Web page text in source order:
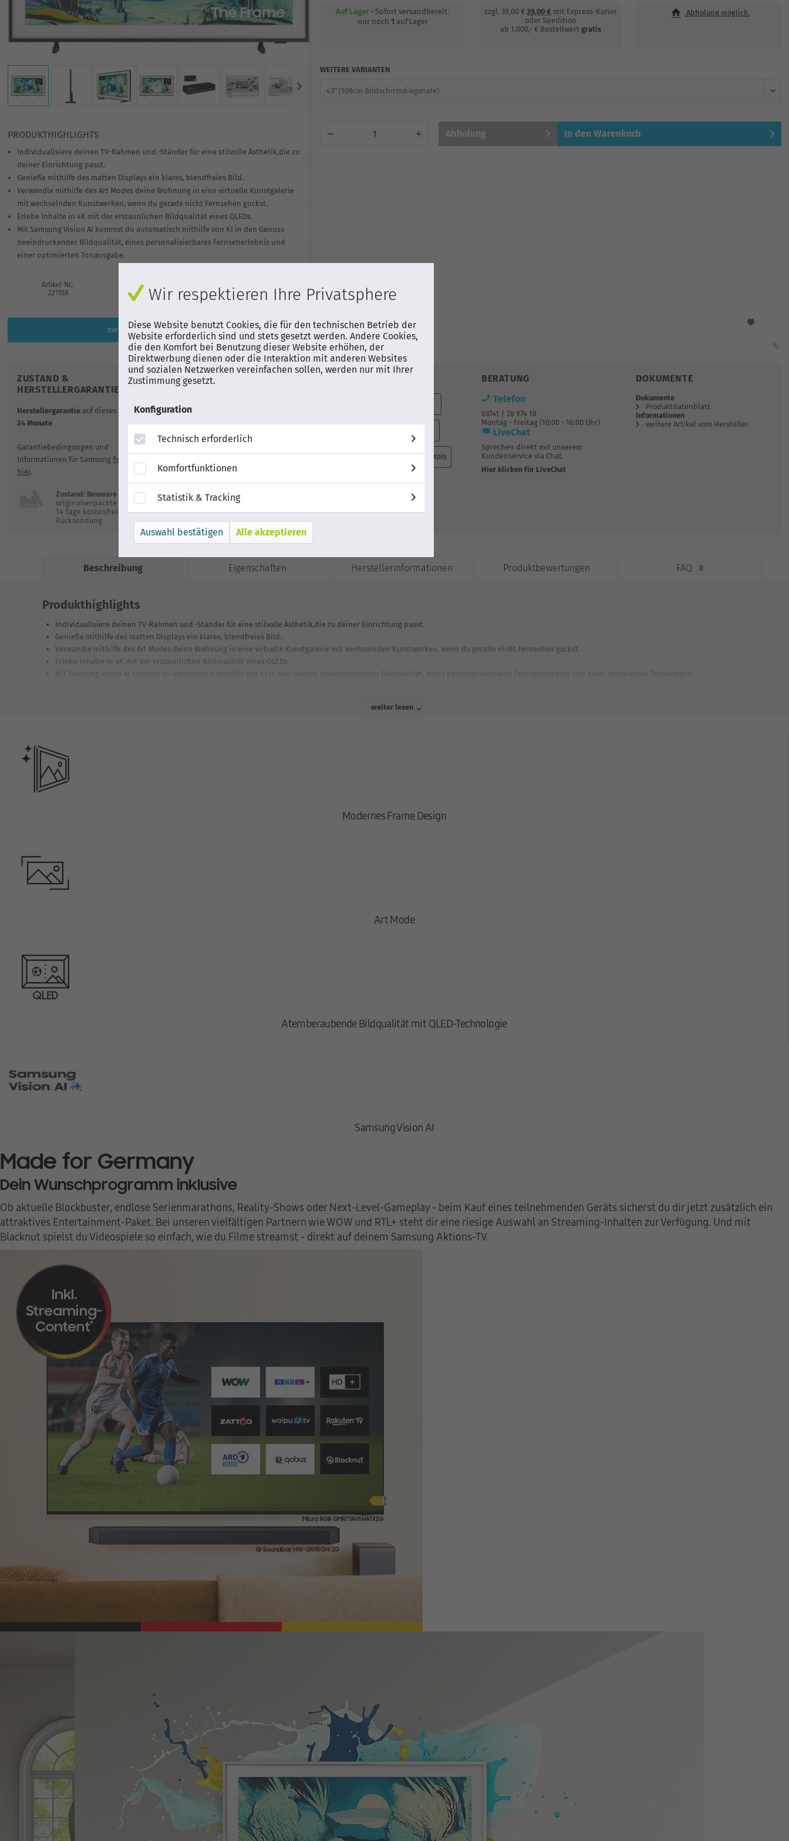
Wir respektieren Ihre Privatsphere
Diese Website benutzt Cookies, die für den technischen Betrieb der
Website erforderlich sind und stets gesetzt werden. Andere Cookies,
die den Komfort bei Benutzung dieser Website erhöhen, der
Direktwerbung dienen oder die Interaktion mit anderen Websites
und sozialen Netzwerken vereinfachen sollen, werden nur mit Ihrer
Zustimmung gesetzt.
Konfiguration
Technisch erforderlich
Komfortfunktionen
Statistik & Tracking
Alle akzeptieren
PRODUKTHIGHLIGHTS
Individualisiere deinen TV-Rahmen und -Ständer für eine stilvolle Ästhetik,die zu
deiner Einrichtung passt.
Genieße mithilfe des matten Displays ein klares, blendfreies Bild.
Verwandle mithilfe des Art Modes deine Wohnung in eine virtuelle Kunstgalerie
mit wechselnden Kunstwerken, wenn du gerade nicht Fernsehen guckst.
Erlebe Inhalte in 4K mit der erstaunlichen Bildqualität eines QLEDs.
Mit Samsung Vision AI kommst du automatisch mithilfe von KI in den Genuss
beeindruckender Bildqualität, eines personalisierbares Fernseherlebnis und
einer optimierten Tonausgabe.
ZUSTAND &
HERSTELLERGARANTIE
Herstellergarantieauf dieses Produkt:
24 Monate
Garantiebedingungen und
Informationen für Samsung finden Sie
hier.
Zustand: Neuware
originalverpackte Neuware
14 Tage kostenfreie
Rücksendung
VERSAND
geplante Lieferung bis:
(Bei Bestellung bis 10.08.2026
- 11:00 Uhr.)
BERATUNG
Telefon
03741 / 28 974 18
Montag - Freitag (10:00 - 16:00 Uhr)
LiveChat
Sprechen direkt mit unserem
Kundenservice via Chat.
Hier klicken für LiveChat
DOKUMENTE
Dokumente
Produktdatenblatt
Informationen
weitere Artikel vom Hersteller
zur Artikelbeschreibung AUF WUNSCHLISTE
Produktdatenblatt
In den Warenkorb
Abholung
WEITERE VARIANTEN
Auf Lager - Sofort versandbereit.
nur noch 1 auf Lager
zzgl. 39,00 €39,00 € mit Express-Kurier
oder Spedition
ab 1.000,- € Bestellwertgratis
Abholung möglich.
Artikel-Nr.:
221158
8806097021506
GQ43LS03FAUXZG
Beschreibung Eigenschaften Herstellerinformationen Produktbewertungen FAQ 0
Produkthighlights
Individualisiere deinen TV-Rahmen und -Ständer für eine stilvolle Ästhetik,die zu deiner Einrichtung passt.
Genieße mithilfe des matten Displays ein klares, blendfreies Bild.
Verwandle mithilfe des Art Modes deine Wohnung in eine virtuelle Kunstgalerie mit wechselnden Kunstwerken, wenn du gerade nicht Fernsehen guckst.
Erlebe Inhalte in 4K mit der erstaunlichen Bildqualität eines QLEDs.
weiter lesen
Modernes Frame Design
Art Mode
Atemberaubende Bildqualität mit QLED-Technologie
Samsung Vision AI
Made for Germany
Dein Wunschprogramm inklusive
Ob aktuelle Blockbuster, endlose Serienmarathons, Reality-Shows oder Next-Level-Gameplay - beim Kauf eines teilnehmenden Geräts sicherst du dir jetzt zusätzlich ein
attraktives Entertainment-Paket. Bei unseren vielfältigen Partnern wie WOW und RTL+ steht dir eine riesige Auswahl an Streaming-Inhalten zur Verfügung. Und mit
Blacknut spielst du Videospiele so einfach, wie du Filme streamst - direkt auf deinem Samsung Aktions-TV.